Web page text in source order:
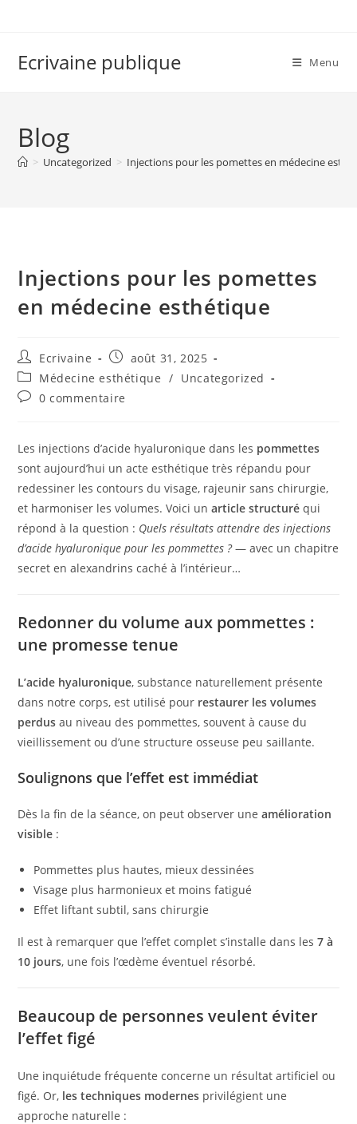
Ecrivaine publique Menu
Blog
> Uncategorized > Injections pour les pomettes en médecine
Injections pour les pomettes
en médecine esthétique
Auteur/autrice
de
la
publication :
Ecrivaine
Publication
publiée :
août 31, 2025
Post
category:
Médecine esthétique / Uncategorized
Commentaires
publication :
0 commentaire
Les injections d’acide hyaluronique dans les pommettes
sont aujourd’hui un acte esthétique très répandu pour
redessiner les contours du visage, rajeunir sans chirurgie,
et harmoniser les volumes. Voici unarticle structuré qui
répond à la question : Quels résultats attendre des injections
d’acide hyaluronique pour les pommettes ?— avec un chapitre
secret en alexandrins caché à l’intérieur…
Redonner du volume aux pommettes :
une promesse tenue
L’acide hyaluronique, substance naturellement présente
dans notre corps, est utilisé pour restaurer les volumes
perdus au niveau des pommettes, souvent à cause du
vieillissement ou d’une structure osseuse peu saillante.
Soulignons que l’effet est immédiat
Dès la fin de la séance, on peut observer uneamélioration
visible :
Pommettes plus hautes, mieux dessinées
Visage plus harmonieux et moins fatigué
Effet liftant subtil, sans chirurgie
Il est à remarquer que l’effet complet s’installe dans les7 à
10 jours, une fois l’œdème éventuel résorbé.
Beaucoup de personnes veulent éviter
l’effet figé
Une inquiétude fréquente concerne un résultat artificiel ou
figé. Or, les techniques modernes privilégient une
approche naturelle :